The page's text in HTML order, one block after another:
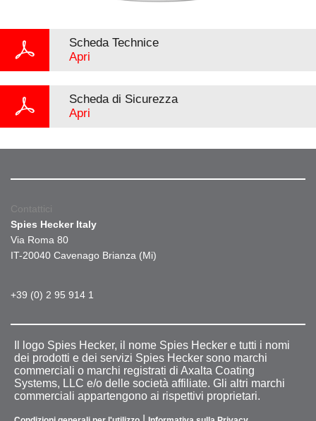
Scheda Technice
Apri
Scheda di Sicurezza
Apri
Contattici
Spies Hecker Italy
Via Roma 80
IT-20040 Cavenago Brianza (Mi)
+39 (0) 2 95 914 1
Il logo Spies Hecker, il nome Spies Hecker e tutti i nomi
dei prodotti e dei servizi Spies Hecker sono marchi
commerciali o marchi registrati di Axalta Coating
Systems, LLC e/o delle società affiliate. Gli altri marchi
commerciali appartengono ai rispettivi proprietari.